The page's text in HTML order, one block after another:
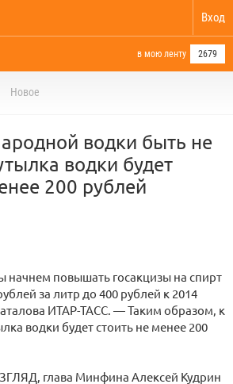
Вход
в мою ленту 2679
Новое
водки быть не
водки будет
200 рублей
начнем повышать госакцизы на спирт
за литр до 400 рублей к 2014
ИТАР-ТАСС. — Таким образом, к
водки будет стоить не менее 200
глава Минфина Алексей Кудрин